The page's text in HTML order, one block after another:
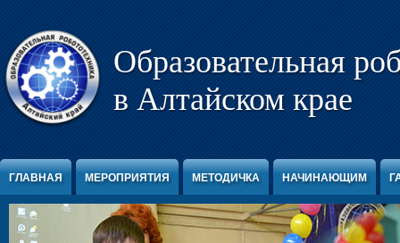
Образовательная
в Алтайском крае
ГЛАВНАЯ МЕРОПРИЯТИЯ МЕТОДИЧКА НАЧИНАЮЩИМ